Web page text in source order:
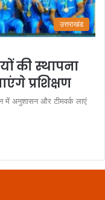
उत्तराखंड
की स्थापना
प्रशिक्षण
में अनुशासन और टीमवर्क लाएं